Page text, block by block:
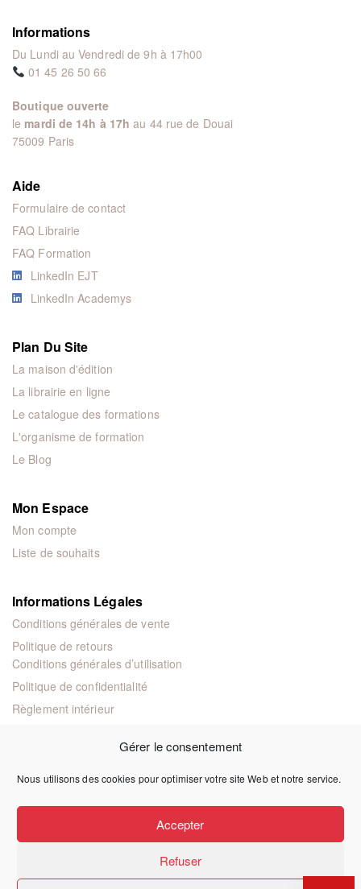
Gérer le consentement
Nous utilisons des cookies pour optimiser votre site Web et notre service.
Accepter
Refuser
Informations
Du Lundi au Vendredi de 9h à 17h00
01 45 26 50 66
Boutique ouverte
le mardi de 14h à 17h au 44 rue de Douai
75009 Paris
Aide
Formulaire de contact
FAQ Librairie
FAQ Formation
LinkedIn EJT
LinkedIn Academys
Plan Du Site
La maison d'édition
La librairie en ligne
Le catalogue des formations
L'organisme de formation
Le Blog
Mon Espace
Mon compte
Liste de souhaits
Informations Légales
Conditions générales de vente
Politique de retours
Conditions générales d’utilisation
Politique de confidentialité
Règlement intérieur
© 2024 Éditions juridiques et techniques